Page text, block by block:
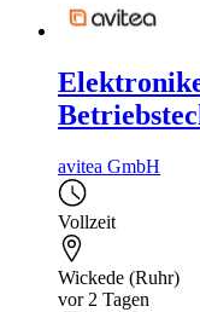
avitea GmbH
Vollzeit
Wickede (Ruhr)
vor 2 Tagen